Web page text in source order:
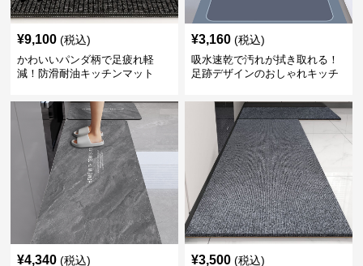
¥9,100 (税込)
かわいいパンダ柄で足疲れ軽
減！防滑耐油キッチンマット
¥3,160 (税込)
吸水速乾で汚れが拭き取れる！
足跡デザインのおしゃれキッチ
¥4,340 (税込) ¥3,500 (税込)